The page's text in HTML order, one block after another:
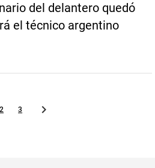
del delantero quedó
el técnico argentino
2 3